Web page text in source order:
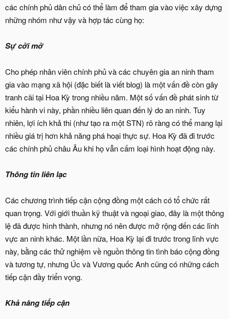
các chính phủ dân chủ có thể làm để tham gia vào việc xây dựng
những nhóm như vậy và hợp tác cùng họ:
Sựcởi mở
Cho phép nhân viên chính phủ và các chuyên gia an ninh tham
gia vào mạng xã hội (đặc biết là viết blog) là một vấn đề còn gây
tranh cãi tại Hoa Kỳ trong nhiều năm. Một số vấn đề phát sinh từ
kiểu hành vi này, phần nhiều liên quan đến lý do an ninh. Tuy
nhiên, lợi ích khả thi (như tạo ra một STN) rõ ràng có thể mang lại
nhiều giá trị hơn khả năng phá hoại thực sự. Hoa Kỳ đã đi trước
các chính phủ châu Âu khi họ vẫn cấm loại hình hoạt động này.
Thôngtin liên lạc
Các chương trình tiếp cận cộng đồng một cách có tổ chức rất
quan trọng. Với giới thuần kỹ thuật và ngoại giao, đây là một thông
lệ đã được hình thành, nhưng nó nên được mở rộng đến các lĩnh
vực an ninh khác. Một lần nữa, Hoa Kỳ lại đi trước trong lĩnh vực
này, bằng các thử nghiệm về nguồn thông tin tình báo cộng đồng
và tương tự, nhưng Úc và Vương quốc Anh cũng có những cách
tiếp cận đầy triển vọng.
Khả năng tiếp cận